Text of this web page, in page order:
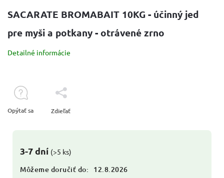
3-7 dní (>5 ks)
Môžeme doručiť do: 12.8.2026
SACARATE BROMABAIT 10KG - účinný jed
pre myši a potkany - otrávené zrno
Detailné informácie
Opýtať sa Zdieľať